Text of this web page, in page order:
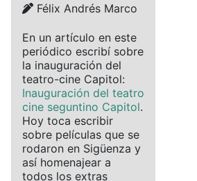
Details
Félix Andrés Marco
En un artículo en este
periódico escribí sobre
la inauguración del
teatro-cine Capitol:
Inauguración del teatro
cine seguntino Capitol.
Hoy toca escribir
sobre películas que se
rodaron en Sigüenza y
así homenajear a
todos los extras